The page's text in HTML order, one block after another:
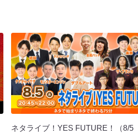
ネタライブ！YES FUTURE！（8/5